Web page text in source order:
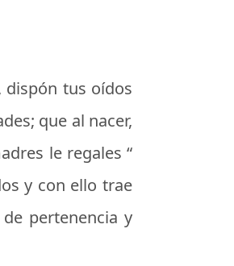
dispón tus oídos
que al nacer,
le regales “
y con ello trae
pertenencia y